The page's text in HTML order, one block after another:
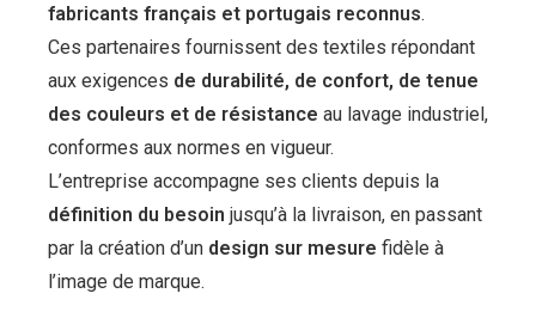
fabricants français et portugais reconnus.
Ces partenaires fournissent des textiles répondant
aux exigences de durabilité, de confort, de tenue
des couleurs et de résistance au lavage industriel,
conformes aux normes en vigueur.
L’entreprise accompagne ses clients depuis la
définition du besoin jusqu’à la livraison, en passant
par la création d’un design sur mesure fidèle à
l’image de marque.